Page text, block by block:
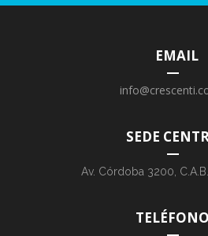
EMAIL
SEDE
Av. Córdoba 3200,